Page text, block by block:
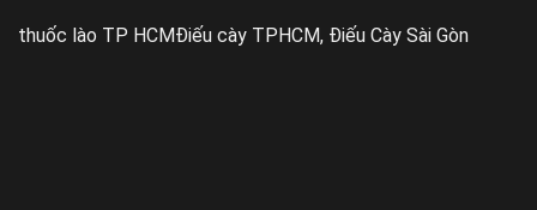
thuốc lào TP HCMĐiếu cày TPHCM, Điếu Cày Sài Gòn